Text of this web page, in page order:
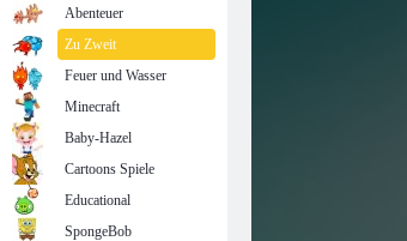
Abenteuer
Zu Zweit
Feuer und Wasser
Minecraft
Baby-Hazel
Cartoons Spiele
Educational
SpongeBob